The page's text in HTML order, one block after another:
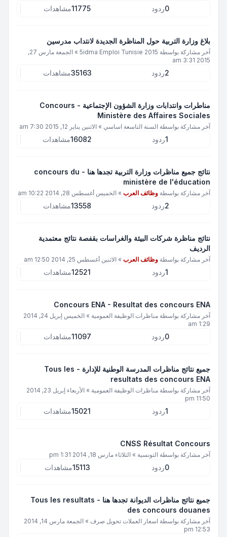
0ردود 11775مشاهدات
بلاغ وزارة التربية حول المناظرة الجديدة لانتداب مدرسين
آخر مشاركة بواسطة 5idma Emploi Tunisie 2015
»
الجمعة مارس 27,
2015 3:31 am
2ردود 35163مشاهدات
مناطرات وانتدابات وزارة الشؤون الإجتماعية - Concours
Ministère des Affaires Sociales
آخر مشاركة بواسطة السنة التاسعة اساسي » الاثنين يناير 12, 2015 7:30 am
1ردود 16082مشاهدات
نتائج جميع مناظرات وزارة التربية تجدها هنا - concours du
ministère de l'éducation
آخر مشاركة بواسطة وظائف العرب » الخميس أغسطس 28, 2014 10:22 am
2ردود 13558مشاهدات
نتائج مناظرة شركات البيئة والغراسات بقفصة نتائج معتمدية
الرديف
آخر مشاركة بواسطة وظائف العرب » الاثنين أغسطس 25, 2014 12:50 am
1ردود 12521مشاهدات
Concours ENA - Resultat des concours ENA
آخر مشاركة بواسطة مناظرات الوظيفة العمومية »
الخميس إبريل 24, 2014
1:29 am
0ردود 11097مشاهدات
جميع نتائج مناظرات المدرسة الوطنية للإدارة - Tous les
resultats des concours ENA
آخر مشاركة بواسطة مناظرات الوظيفة العمومية »
الأربعاء إبريل 23, 2014
11:50 pm
1ردود 15021مشاهدات
CNSS Résultat Concours
آخر مشاركة بواسطة التونسية » الثلاثاء مارس 18, 2014 1:31 pm
0ردود 15113مشاهدات
جميع نتائج مناظرات الديوانة تجدها هنا - Tous les resultats
des concours douanes
آخر مشاركة بواسطة اسعار العملات تحويل صرف »
الجمعة مارس 14, 2014
12:53 pm